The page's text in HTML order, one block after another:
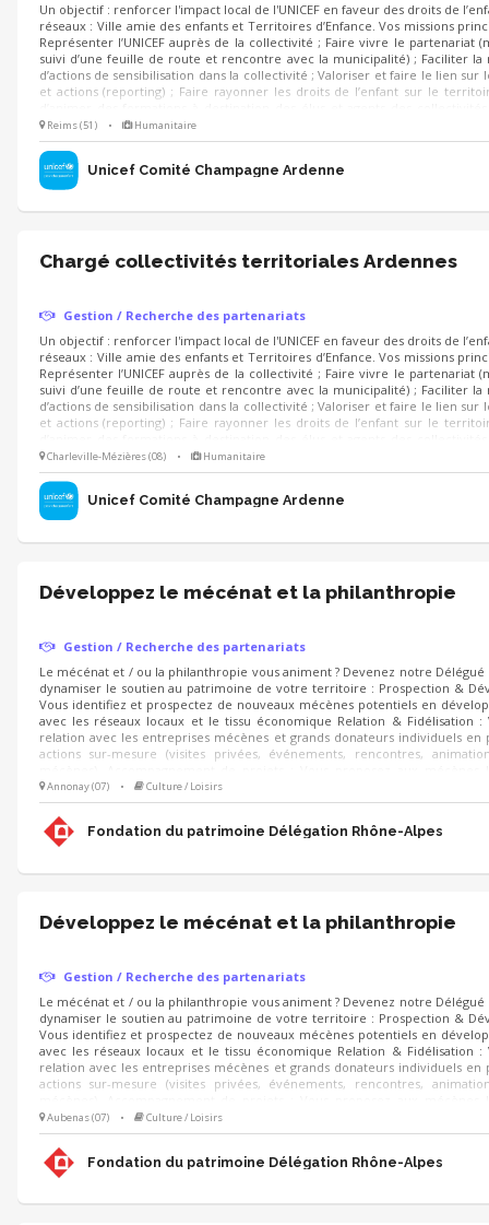
Un objectif : renforcer l'impact local de l'UNICEF en faveur des droits de
réseaux : Ville amie des enfants et Territoires d’Enfance. Vos missions
Représenter l’UNICEF auprès de la collectivité ; Faire vivre le partenariat
suivi d’une feuille de route et rencontre avec la municipalité) ; Faciliter la
d’actions de sensibilisation dans la collectivité ; Valoriser et faire le lien sur
et actions (reporting) ; Faire rayonner les droits de l’enfant sur le
prise en main des projets UNICEF.
Reims (51) • Humanitaire
Unicef Comité Champagne Ardenne
Chargé collectivités territoriales Ardennes
Gestion / Recherche des partenariats
Un objectif : renforcer l'impact local de l'UNICEF en faveur des droits de
réseaux : Ville amie des enfants et Territoires d’Enfance. Vos missions
Représenter l’UNICEF auprès de la collectivité ; Faire vivre le partenariat
suivi d’une feuille de route et rencontre avec la municipalité) ; Faciliter la
d’actions de sensibilisation dans la collectivité ; Valoriser et faire le lien sur
et actions (reporting) ; Faire rayonner les droits de l’enfant sur le
prise en main des projets UNICEF.
Charleville-Mézières (08) • Humanitaire
Unicef Comité Champagne Ardenne
Développez le mécénat et la philanthropie
Gestion / Recherche des partenariats
Le mécénat et / ou la philanthropie vous animent ? Devenez notre
dynamiser le soutien au patrimoine de votre territoire : Prospection &
Vous identifiez et prospectez de nouveaux mécènes potentiels en
avec les réseaux locaux et le tissu économique Relation & Fidélisation :
relation avec les entreprises mécènes et grands donateurs individuels en
actions sur-mesure (visites privées, événements, rencontres,
sauvegarde du patrimoine à soutenir et déployez les campagnes d'appels
Noël).
Annonay (07) • Culture / Loisirs
Fondation du patrimoine Délégation Rhône-Alpes
Développez le mécénat et la philanthropie
Gestion / Recherche des partenariats
Le mécénat et / ou la philanthropie vous animent ? Devenez notre
dynamiser le soutien au patrimoine de votre territoire : Prospection &
Vous identifiez et prospectez de nouveaux mécènes potentiels en
avec les réseaux locaux et le tissu économique Relation & Fidélisation :
relation avec les entreprises mécènes et grands donateurs individuels en
actions sur-mesure (visites privées, événements, rencontres,
sauvegarde du patrimoine à soutenir et déployez les campagnes d'appels
Noël).
Aubenas (07) • Culture / Loisirs
Fondation du patrimoine Délégation Rhône-Alpes